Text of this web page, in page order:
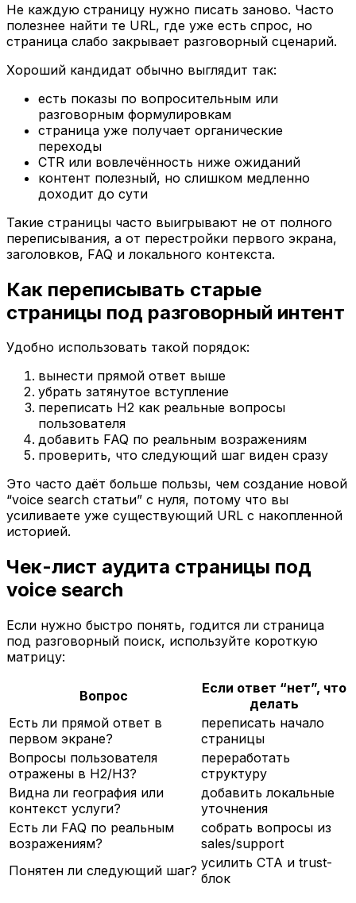
Не каждую страницу нужно писать заново. Часто
полезнее найти те URL, где уже есть спрос, но
страница слабо закрывает разговорный сценарий.
Хороший кандидат обычно выглядит так:
есть показы по вопросительным или
разговорным формулировкам
страница уже получает органические
переходы
CTR или вовлечённость ниже ожиданий
контент полезный, но слишком медленно
доходит до сути
Такие страницы часто выигрывают не от полного
переписывания, а от перестройки первого экрана,
заголовков, FAQ и локального контекста.
Как переписывать старые
страницы под разговорный интент
Удобно использовать такой порядок:
вынести прямой ответ выше
убрать затянутое вступление
переписать H2 как реальные вопросы
пользователя
добавить FAQ по реальным возражениям
проверить, что следующий шаг виден сразу
Это часто даёт больше пользы, чем создание новой
“voice search статьи” с нуля, потому что вы
усиливаете уже существующий URL с накопленной
историей.
Чек-лист аудита страницы под
voice search
Если нужно быстро понять, годится ли страница
под разговорный поиск, используйте короткую
матрицу:
Вопрос
Если ответ “нет”, что
делать
Есть ли прямой ответ в
первом экране?
переписать начало
страницы
Вопросы пользователя
отражены в H2/H3?
переработать
структуру
Видна ли география или
контекст услуги?
добавить локальные
уточнения
Есть ли FAQ по реальным
возражениям?
собрать вопросы из
sales/support
Понятен ли следующий шаг? усилить CTA и trust-
блок